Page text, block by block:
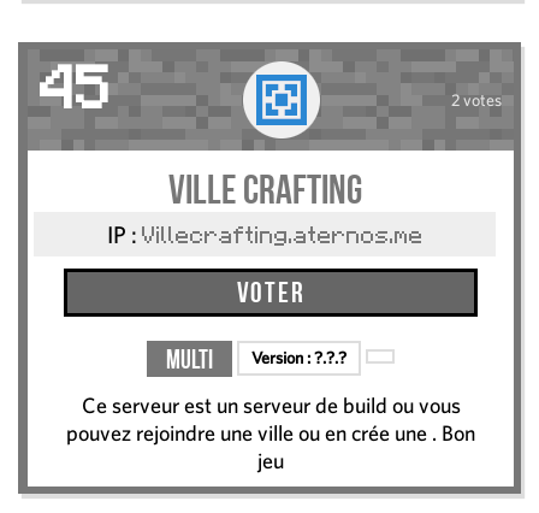
45 2 votes
Ville Crafting
IP : Villecrafting.aternos.me
Voter
Multi Version :?.?.?
Ce serveur est un serveur de build ou vous
pouvez rejoindre une ville ou en crée une . Bon
jeu